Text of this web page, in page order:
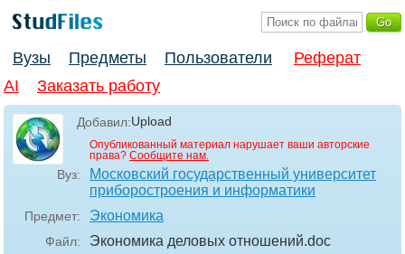
Вузы Предметы Пользователи
Реферат
AI
Заказать работу
Добавил:Upload
Опубликованный материал нарушает ваши авторские
права? Сообщите нам.
Вуз:
Московский государственный университет
приборостроения и информатики
Предмет: Экономика
Файл: Экономика деловых отношений.doc